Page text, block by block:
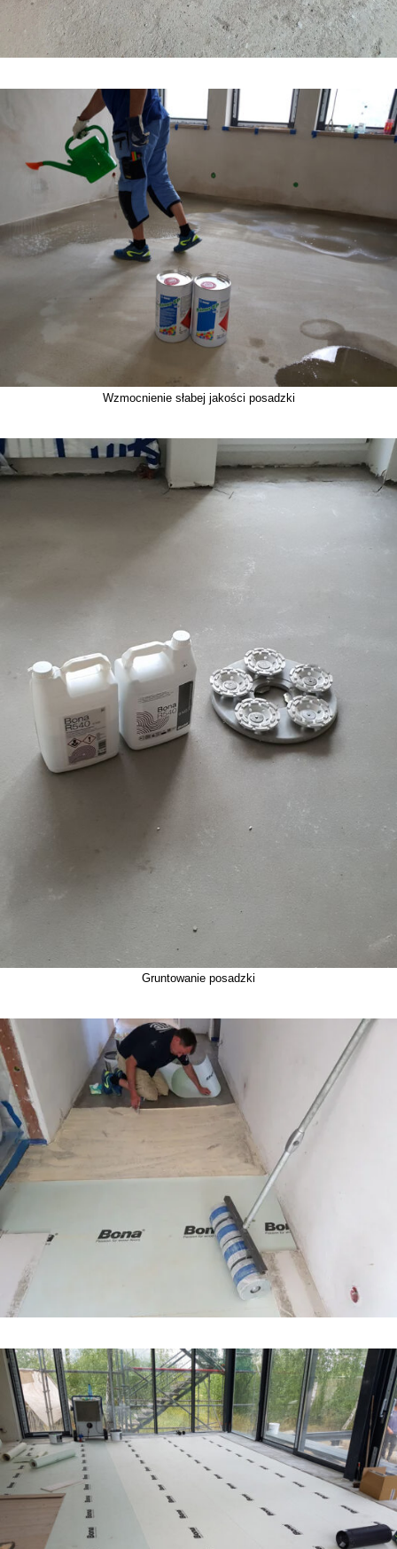
Wzmocnienie słabej jakości posadzki
Gruntowanie posadzki